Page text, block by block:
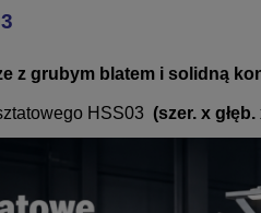
z grubym blatem i solidną
HSS03 (szer. x